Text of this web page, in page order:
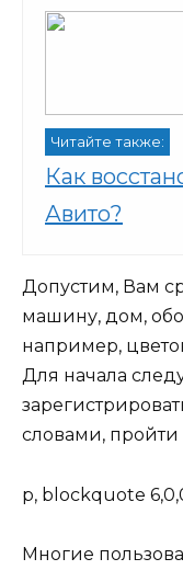
Читайте также:
Как
Авито?
Допустим, Вам
машину, дом,
например,
Для начала
словами,
p, blockquote
Многие